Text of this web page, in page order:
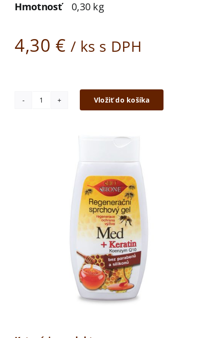
Hmotnosť 0,30 kg
4,30 € / ks s DPH
množstvo
Vložiť do košíka